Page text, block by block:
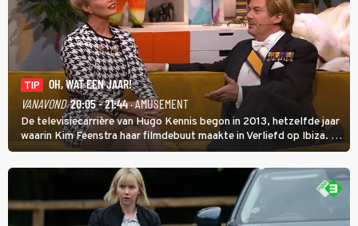
TIP
OH, WAT EEN JAAR!
VANAVOND 20:05 - 21:44· AMUSEMENT
De televisiecarrière van Hugo Kennis begon in 2013, hetzelfde jaar
waarin Kim Feenstra haar filmdebuut maakte in Verliefd op Ibiza. In
Oh, Wat een Jaar! wordt duidelijk wat ze nog meer weten van het
jaar waarin ze allebei eindtwintigers waren.